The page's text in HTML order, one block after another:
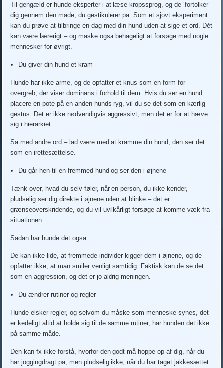
Til gengæld er hunde eksperter i at læse kropssprog, og de ‘fortolker’
dig gennem den måde, du gestikulerer på. Som et sjovt eksperiment
kan du prøve at tilbringe en dag med din hund uden at sige et ord. Dét
kan være lærerigt – og måske også behageligt at forsøge med nogle
mennesker for øvrigt.
Du giver din hund et kram
Hunde har ikke arme, og de opfatter et knus som en form for
overgreb, der viser dominans i forhold til dem. Hvis du ser en hund
placere en pote på en anden hunds ryg, vil du se det som en kærlig
gestus. Det er ikke nødvendigvis aggressivt, men det er for at hæve
sig i hierarkiet.
Så med andre ord – lad være med at kramme din hund, den ser det
som en irettesættelse.
Du går hen til en fremmed hund og ser den i øjnene
Tænk over, hvad du selv føler, når en person, du ikke kender,
pludselig ser dig direkte i øjnene uden at blinke – det er
grænseoverskridende, og du vil uvilkårligt forsøge at komme væk fra
situationen.
Sådan har hunde det også.
De kan ikke lide, at fremmede individer kigger dem i øjnene, og de
opfatter ikke, at man smiler venligt samtidig. Faktisk kan de se det
som en aggression, og det er jo aldrig meningen.
Du ændrer rutiner og regler
Hunde elsker regler, og selvom du måske som menneske synes, det
er kedeligt altid at holde sig til de samme rutiner, har hunden det ikke
på samme måde.
Den kan fx ikke forstå, hvorfor den godt må hoppe op af dig, når du
har joggingdragt på, men pludselig ikke, når du har taget jakkesættet